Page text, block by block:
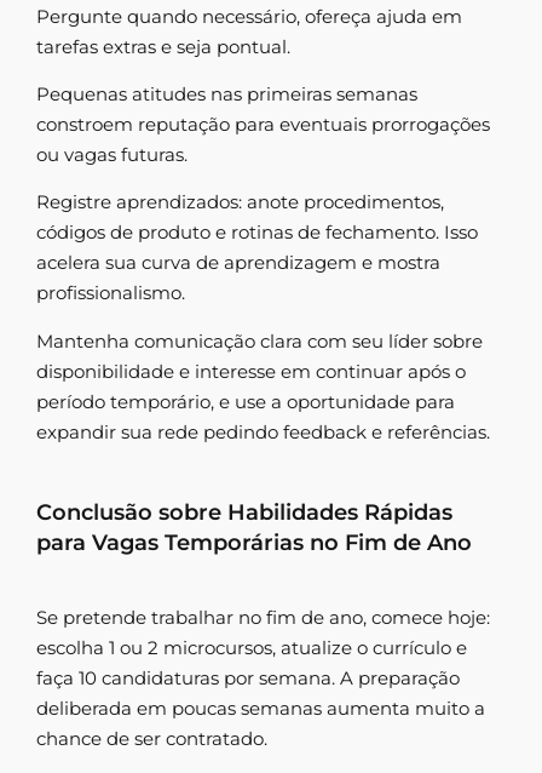
Pergunte quando necessário, ofereça ajuda em
tarefas extras e seja pontual.
Pequenas atitudes nas primeiras semanas
constroem reputação para eventuais prorrogações
ou vagas futuras.
Registre aprendizados: anote procedimentos,
códigos de produto e rotinas de fechamento. Isso
acelera sua curva de aprendizagem e mostra
profissionalismo.
Mantenha comunicação clara com seu líder sobre
disponibilidade e interesse em continuar após o
período temporário, e use a oportunidade para
expandir sua rede pedindo feedback e referências.
Conclusão sobre Habilidades Rápidas
para Vagas Temporárias no Fim de Ano
Se pretende trabalhar no fim de ano, comece hoje:
escolha 1 ou 2 microcursos, atualize o currículo e
faça 10 candidaturas por semana. A preparação
deliberada em poucas semanas aumenta muito a
chance de ser contratado.